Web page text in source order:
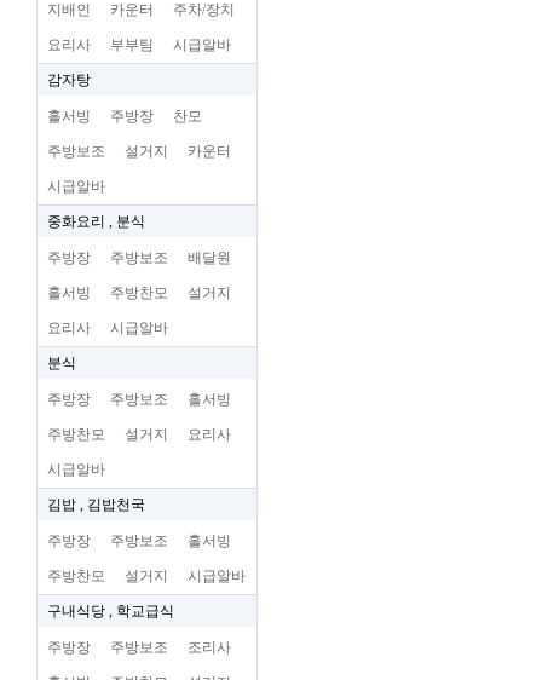
지배인 카운터 주차/장치
요리사 부부팀 시급알바
감자탕
홀서빙 주방장 찬모
주방보조 설거지 카운터
시급알바
중화요리 , 분식
주방장 주방보조 배달원
홀서빙 주방찬모 설거지
요리사 시급알바
분식
주방장 주방보조 홀서빙
주방찬모 설거지 요리사
시급알바
김밥 , 김밥천국
주방장 주방보조 홀서빙
주방찬모 설거지 시급알바
구내식당 , 학교급식
주방장 주방보조 조리사